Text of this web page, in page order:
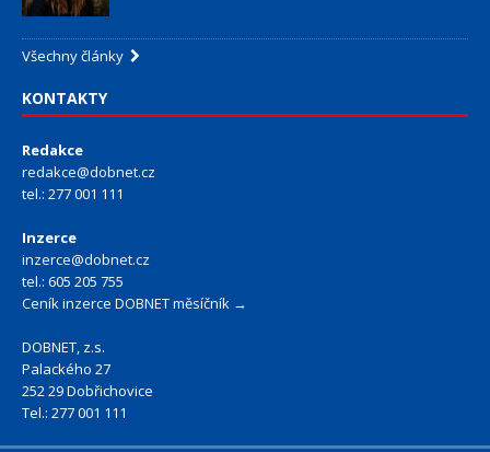
Všechny články
KONTAKTY
Redakce
redakce@dobnet.cz
tel.: 277 001 111
Inzerce
inzerce@dobnet.cz
tel.: 605 205 755
Ceník inzerce DOBNET měsíčník →
DOBNET, z.s.
Palackého 27
252 29 Dobřichovice
Tel.: 277 001 111